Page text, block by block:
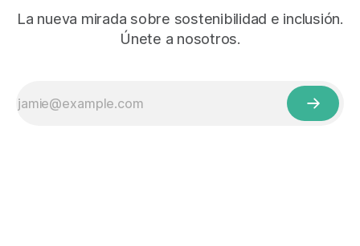
La nueva mirada sobre sostenibilidad e inclusión.
Únete a nosotros.